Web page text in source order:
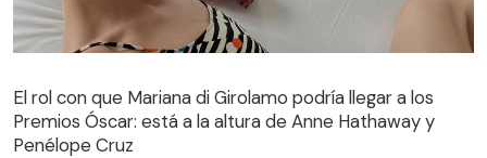
El rol con que Mariana di Girolamo podría llegar a los
Premios Óscar: está a la altura de Anne Hathaway y
Penélope Cruz